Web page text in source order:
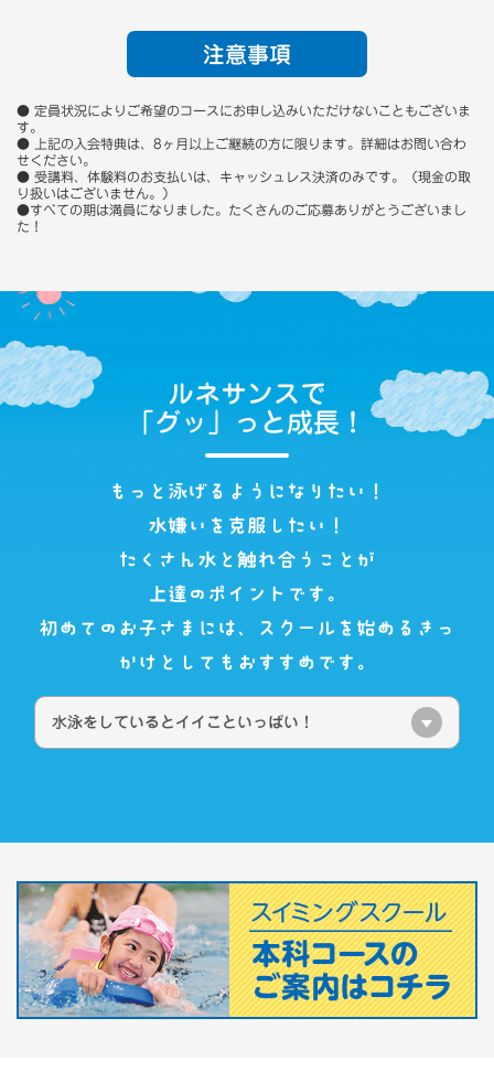
注意事項
● 定員状況によりご希望のコースにお申し込みいただけないこともございま
す。
● 上記の入会特典は、8ヶ月以上ご継続の方に限ります。詳細はお問い合わ
せください。
● 受講料、体験料のお支払いは、キャッシュレス決済のみです。（現金の取
り扱いはございません。）
●すべての期は満員になりました。たくさんのご応募ありがとうございまし
た！
ルネサンスで
「グッ」っと成長！
もっと泳げるようになりたい！
水嫌いを克服したい！
たくさん水と触れ合うことが
上達のポイントです。
初めてのお子さまには、
スクールを始めるきっ
かけとしてもおすすめです。
水泳をしているとイイこといっぱい！